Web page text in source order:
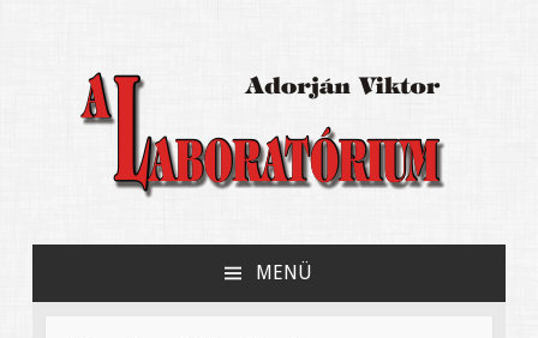
A Laboratórium
kísérleti színházáról
MENÜ